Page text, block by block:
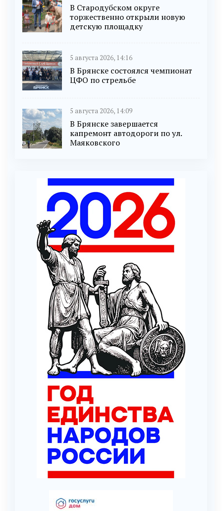
В Стародубском округе
торжественно открыли новую
детскую площадку
5 августа 2026, 14:16
В Брянске состоялся чемпионат
ЦФО по стрельбе
5 августа 2026, 14:09
В Брянске завершается
капремонт автодороги по ул.
Маяковского